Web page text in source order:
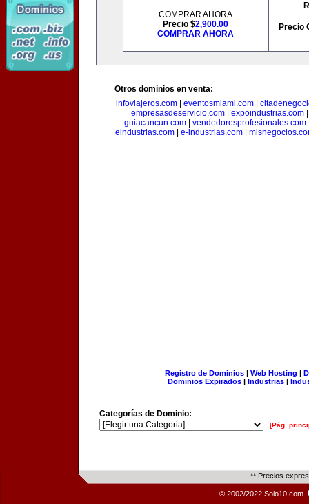
COMPRAR AHORA
Precio $2,900.00
COMPRAR AHORA
Precio
Otros dominios en venta:
infoviajeros.com
eventosmiami.com
empresasdeservicio.com
expoindustrias.com
guiacancun.com| vendedoresprofesionales.com
eindustrias.com
e-industrias.com
Registro de Dominios| Web Hosting |
Dominios Expirados | Industrias |
Categorías de Dominio:
[Pág.
** Precios
© 2002/2022 Solo10.com